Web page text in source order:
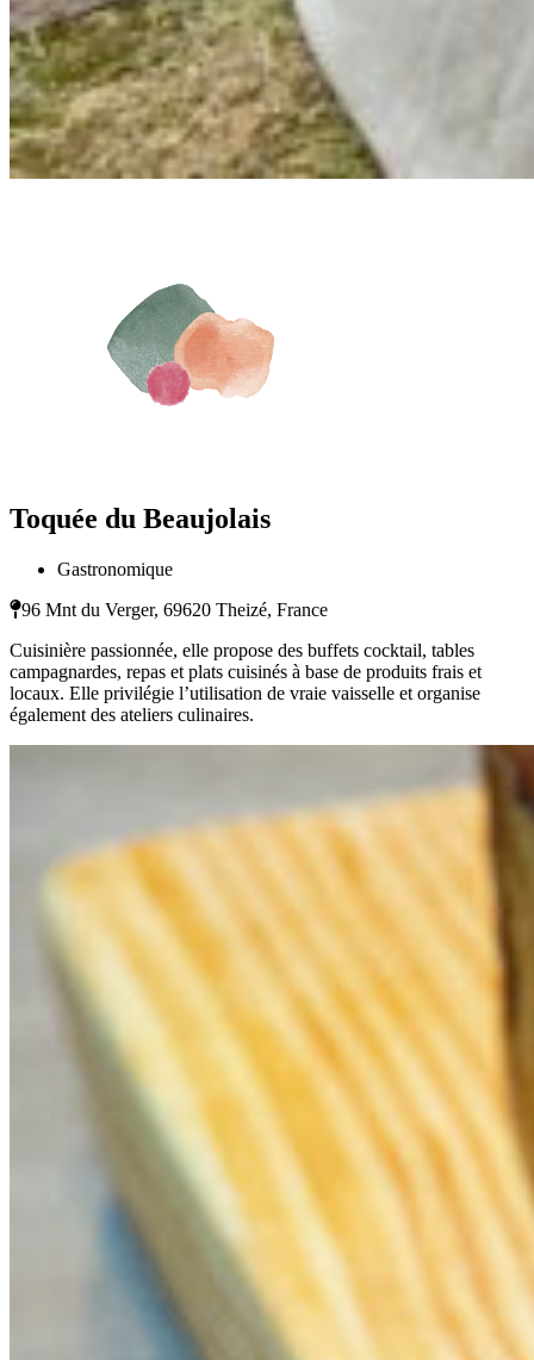
Toquée du Beaujolais
Gastronomique
96 Mnt du Verger, 69620 Theizé, France
Cuisinière passionnée, elle propose des buffets cocktail, tables
campagnardes, repas et plats cuisinés à base de produits frais et
locaux. Elle privilégie l’utilisation de vraie vaisselle et organise
également des ateliers culinaires.